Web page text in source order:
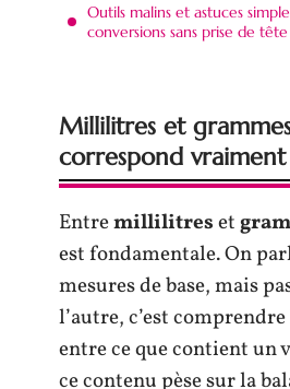
Outils malins et astuces
conversions sans prise de tête
Millilitres et
correspond vraiment
Entremillilitreset
est fondamentale. On
mesures de base, mais
l’autre, c’est
entre ce que contient un
ce contenu pèse sur la